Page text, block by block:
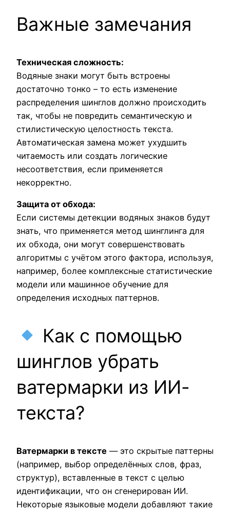
Важные замечания
Техническая сложность:
Водяные знаки могут быть встроены
достаточно тонко – то есть изменение
распределения шинглов должно происходить
так, чтобы не повредить семантическую и
стилистическую целостность текста.
Автоматическая замена может ухудшить
читаемость или создать логические
несоответствия, если применяется
некорректно.
Защита от обхода:
Если системы детекции водяных знаков будут
знать, что применяется метод шинглинга для
их обхода, они могут совершенствовать
алгоритмы с учётом этого фактора, используя,
например, более комплексные статистические
модели или машинное обучение для
определения исходных паттернов.
Как с помощью
шинглов убрать
ватермарки из ИИ-
текста?
Ватермарки в тексте — это скрытые паттерны
(например, выбор определённых слов, фраз,
структур), вставленные в текст с целью
идентификации, что он сгенерирован ИИ.
Некоторые языковые модели добавляют такие